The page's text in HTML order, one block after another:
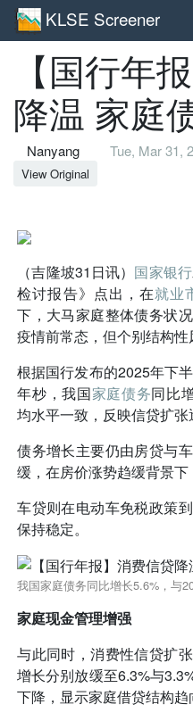
KLSE Screener
【国行年
降温 家庭
Nanyang Tue, Mar 31,
View Original
（吉隆坡31日讯） 国家银行
检讨报告》点出，在就业
下，大马家庭整体债务状
疫情前常态，但个别结构性
根据国行发布的2025年下
年杪，我国家庭债务同比
均水平一致，反映信贷扩张
债务增长主要仍由房贷与
缓，在房价涨势趋缓背景下
车贷则在电动车免税政策
保持稳定。
我国家庭债务同比增长5.6%，与
家庭现金管理增强
与此同时，消费性信贷扩
增长分别放缓至6.3%与
下降，显示家庭借贷结构趋